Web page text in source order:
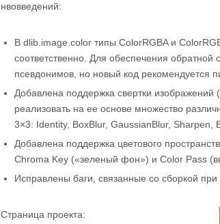
нвовведений:
В dlib.image.color типы ColorRGBAи
соответственно. Для обеспечения
псевдонимов, но новый код рекомендуется
Добавлена поддержка свертки изображений (
реализовать на ее основе множество
3×3: Identity, BoxBlur, GaussianBlur, Sharpen
Добавлена поддержка цветового
Chroma Key («зеленый фон») и Color Pass
Исправлены баги, связанные со сборкой
Страница проекта: